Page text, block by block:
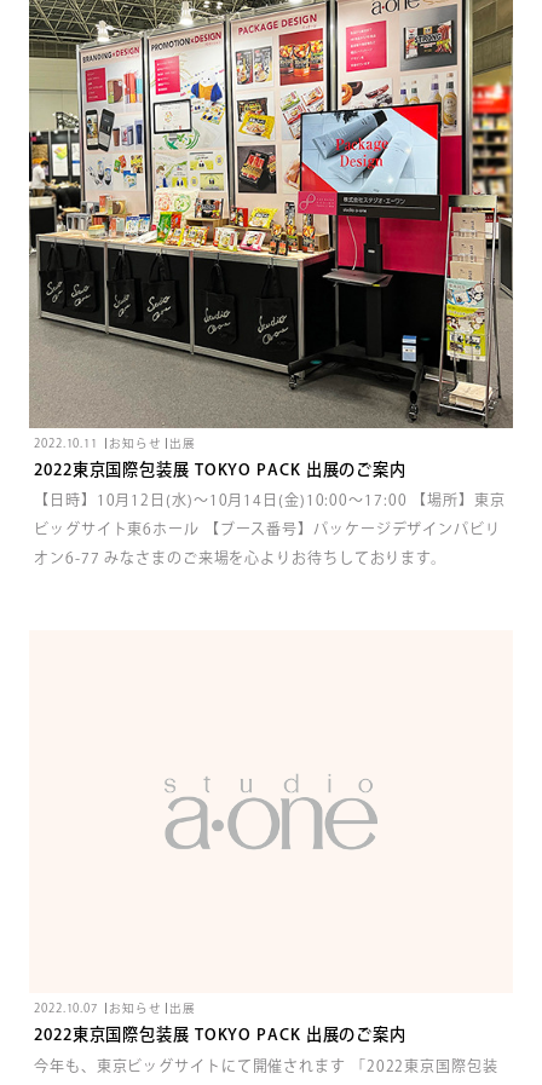
2022.10.11 お知らせ 出展
2022東京国際包装展 TOKYO PACK 出展のご案内
【日時】10月12日(水)～10月14日(金)10:00～17:00 【場所】東京
ビッグサイト東6ホール 【ブース番号】パッケージデザインパビリ
オン6-77 みなさまのご来場を心よりお待ちしております。
2022.10.07 お知らせ 出展
2022東京国際包装展 TOKYO PACK 出展のご案内
今年も、東京ビッグサイトにて開催されます 「2022東京国際包装